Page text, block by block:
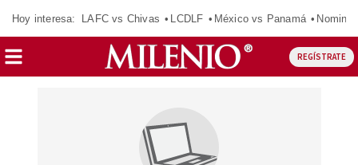
Hoy interesa: LAFC vs Chivas LCDLF México vs Panamá
REGÍSTRATE